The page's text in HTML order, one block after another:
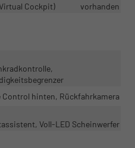
Cockpit)
vorhanden
Control hinten, Rückfahrkamera
Voll-LED Scheinwerfer